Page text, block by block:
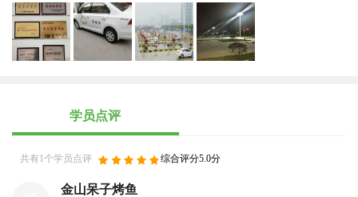
学员点评
共有1个学员点评 综合评分5.0分
金山呆子烤鱼